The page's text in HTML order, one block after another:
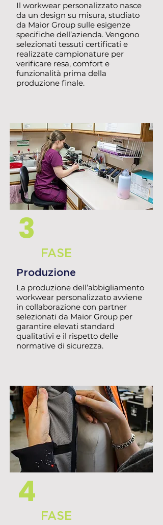
Il workwear personalizzato nasce
da un design su misura, studiato
da Maior Group sulle esigenze
specifiche dell’azienda. Vengono
selezionati tessuti certificati e
realizzate campionature per
verificare resa, comfort e
funzionalità prima della
produzione finale.
3
FASE
Produzione
La produzione dell’abbigliamento
workwear personalizzato avviene
in collaborazione con partner
selezionati da Maior Group per
garantire elevati standard
qualitativi e il rispetto delle
normative di sicurezza.
4
FASE